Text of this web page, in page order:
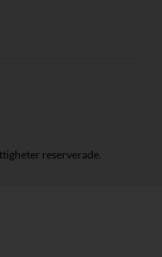
reserverade.